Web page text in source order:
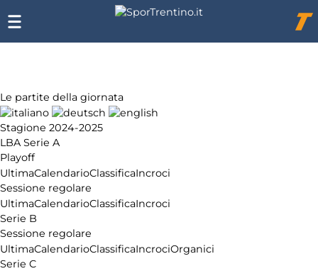
Le partite della giornata
Stagione 2024-2025
LBA Serie A
Playoff
UltimaCalendarioClassificaIncroci
Sessione regolare
UltimaCalendarioClassificaIncroci
Serie B
Sessione regolare
UltimaCalendarioClassificaIncrociOrganici
Serie C
Chi
siamo
Affiliazione